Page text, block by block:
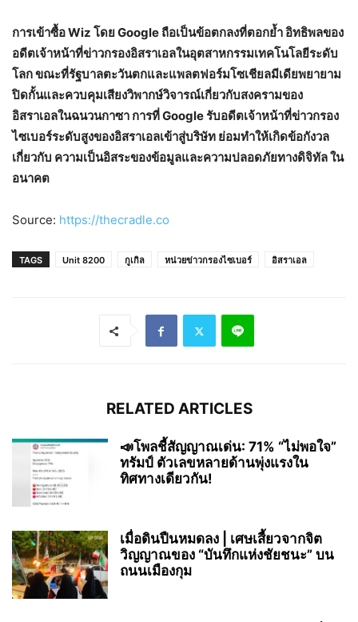
การเข้าซื้อ Wiz โดย Google ถือเป็นข้อตกลงที่ตอกย้ำ อิทธิพลของ
อดีตเจ้าหน้าที่ข่าวกรองอิสราเอลในอุตสาหกรรมเทคโนโลยีระดับ
โลก ขณะที่รัฐบาลตะวันตกและแพลตฟอร์มโซเชียลมีเดียพยายาม
ปิดกั้นและควบคุมเสียงวิพากษ์วิจารณ์เกี่ยวกับสงครามของ
อิสราเอลในฉนวนกาซา การที่ Google รับอดีตเจ้าหน้าที่ข่าวกรอง
ไซเบอร์ระดับสูงของอิสราเอลเข้าสู่บริษัท ย่อมทำให้เกิดข้อกังวล
เกี่ยวกับ ความเป็นอิสระของข้อมูลและความปลอดภัยทางดิจิทัล ใน
อนาคต
Source: https://thecradle.co
TAGS Unit 8200 กูเกิล หน่วยข่าวกรองไซเบอร์ อิสราเอล
RELATED ARTICLES
📣โพลชี้สัญญาณเด่น: 71% “ไม่พอใจ”
ทรัมป์ ตัวเลขหลายด้านพุ่งแรงใน
ทิศทางเดียวกัน!
เมื่อดินปืนหมดลง | เศษเสี้ยวจากจิต
วิญญาณของ “บันทึกแห่งชัยชนะ” บน
ถนนเมืองกุม